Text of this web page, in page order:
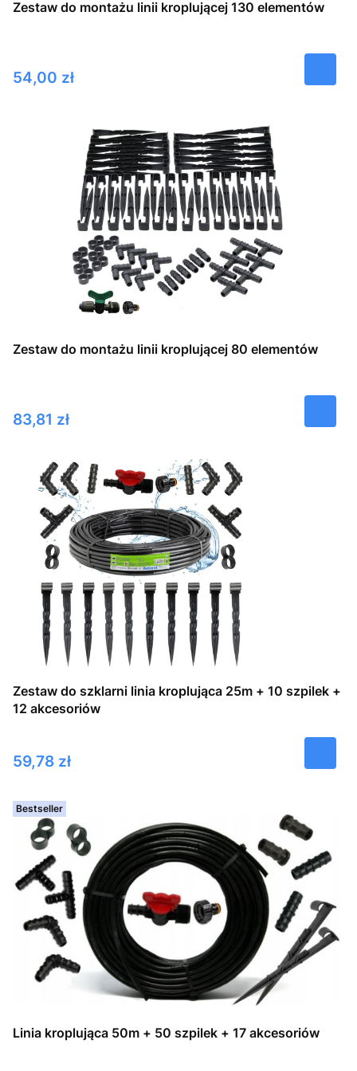
Zestaw do montażu linii kroplującej 130 elementów
Cena
54,00 zł
Zestaw do montażu linii kroplującej 80 elementów
Cena
83,81 zł
Zestaw do szklarni linia kroplująca 25m + 10 szpilek +
12 akcesoriów
Cena
59,78 zł
Bestseller
Linia kroplująca 50m + 50 szpilek + 17 akcesoriów